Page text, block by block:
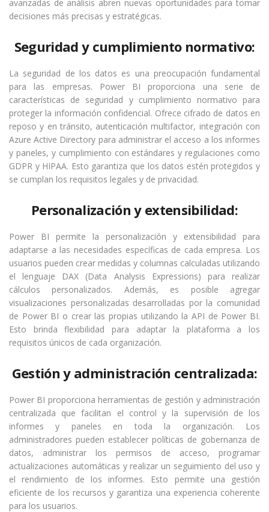
avanzadas de análisis abren nuevas oportunidades para tomar
decisiones más precisas y estratégicas.
Seguridad y cumplimiento normativo:
La seguridad de los datos es una preocupación fundamental
para las empresas. Power BI proporciona una serie de
características de seguridad y cumplimiento normativo para
proteger la información confidencial. Ofrece cifrado de datos en
reposo y en tránsito, autenticación multifactor, integración con
Azure Active Directory para administrar el acceso a los informes
y paneles, y cumplimiento con estándares y regulaciones como
GDPR y HIPAA. Esto garantiza que los datos estén protegidos y
se cumplan los requisitos legales y de privacidad.
Personalización y extensibilidad:
Power BI permite la personalización y extensibilidad para
adaptarse a las necesidades específicas de cada empresa. Los
usuarios pueden crear medidas y columnas calculadas utilizando
el lenguaje DAX (Data Analysis Expressions) para realizar
cálculos personalizados. Además, es posible agregar
visualizaciones personalizadas desarrolladas por la comunidad
de Power BI o crear las propias utilizando la API de Power BI.
Esto brinda flexibilidad para adaptar la plataforma a los
requisitos únicos de cada organización.
Gestión y administración centralizada:
Power BI proporciona herramientas de gestión y administración
centralizada que facilitan el control y la supervisión de los
informes y paneles en toda la organización. Los
administradores pueden establecer políticas de gobernanza de
datos, administrar los permisos de acceso, programar
actualizaciones automáticas y realizar un seguimiento del uso y
el rendimiento de los informes. Esto permite una gestión
eficiente de los recursos y garantiza una experiencia coherente
para los usuarios.